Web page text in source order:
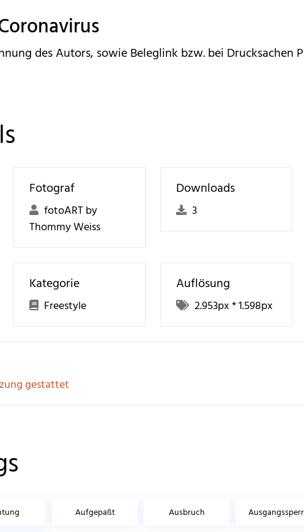
des Autors, sowie Beleglink bzw. bei Drucksachen
Fotograf
fotoART by
Thommy Weiss
Downloads
3
Kategorie
Freestyle
Auflösung
2.953px *1.598px
gestattet
Aufgepaßt Ausbruch